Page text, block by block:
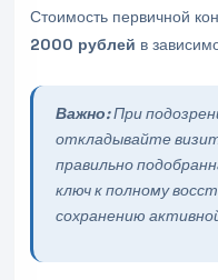
Стоимость первичной
2000 рублей в
Важно:При
откладывайте визит
правильно
ключ к полному
сохранению